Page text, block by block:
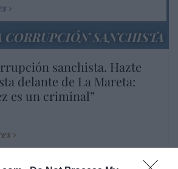
SANCHISTA
sanchista. Hazte
delante de La Mareta:
es un criminal”
Opinión